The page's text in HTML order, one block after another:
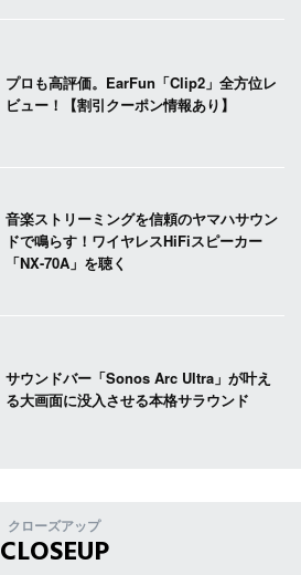
プロも高評価。EarFun「Clip2」全方位レ
ビュー！【割引クーポン情報あり】
音楽ストリーミングを信頼のヤマハサウン
ドで鳴らす！ワイヤレスHiFiスピーカー
「NX-70A」を聴く
サウンドバー「Sonos Arc Ultra」が叶え
る大画面に没入させる本格サラウンド
クローズアップ
CLOSEUP